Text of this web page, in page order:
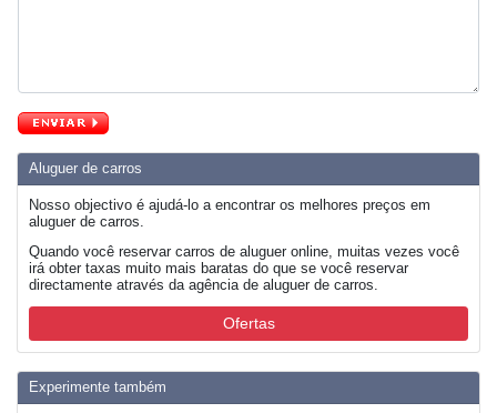
Aluguer de carros
Nosso objectivo é ajudá-lo a encontrar os melhores preços em
aluguer de carros.
Quando você reservar carros de aluguer online, muitas vezes você
irá obter taxas muito mais baratas do que se você reservar
directamente através da agência de aluguer de carros.
Ofertas
Experimente também